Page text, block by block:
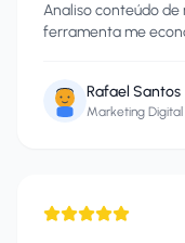
Analiso conteúdo de
ferramenta me
Rafael Santos
Marketing Digital